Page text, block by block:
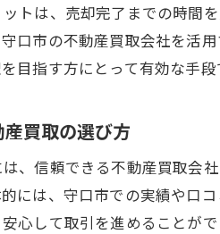
不動産買
守口市で
不動産売
資産価値を高
不動産買
トは、売却完了までの時間
口市の不動産買取会社を活
目指す方にとって有効な手段
買取の選び方
、信頼できる不動産買取会
には、守口市での実績や口
心して取引を進めることがで